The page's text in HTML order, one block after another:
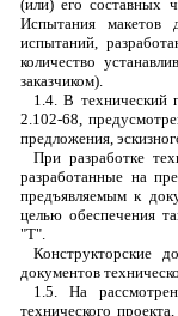
(или) его составных
Испытания макетов
испытаний,
количество
заказчиком).
1.4. В технический
2.102-68,
предложения,
При разработке
разработанные на
предъявляемым к
целью обеспечения
"Т".
Конструкторские
документов
1.5. На
технического